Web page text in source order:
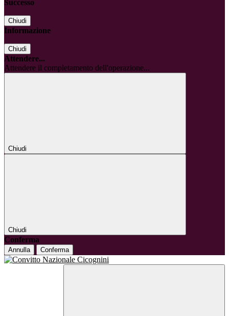
Successo
Chiudi
Informazione
Chiudi
Attendere...
Attendere il completamento dell'operazione...
Chiudi
Chiudi
Conferma
Annulla Conferma